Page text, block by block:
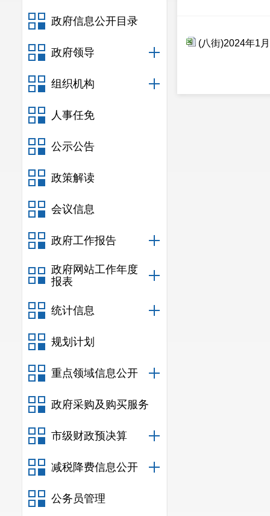
政府信息公开目录
政府领导
组织机构
人事任免
公示公告
政策解读
会议信息
政府工作报告
政府网站工作年度
报表
统计信息
规划计划
重点领域信息公开
政府采购及购买服务
市级财政预决算
减税降费信息公开
公务员管理
(八街)2024年1